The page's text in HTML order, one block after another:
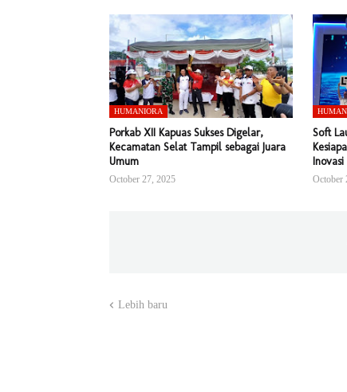
HUMANIORA
Porkab XII Kapuas Sukses Digelar,
Kecamatan Selat Tampil sebagai Juara
Umum
October 27, 2025
Soft
October
Lebih baru